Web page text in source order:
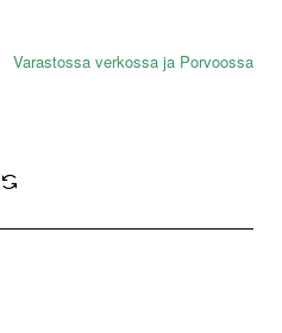
Varastossa verkossa ja Porvoossa